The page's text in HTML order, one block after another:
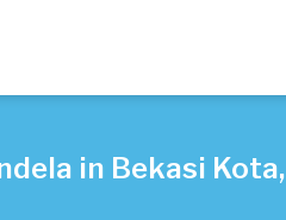
in Bekasi Kota,